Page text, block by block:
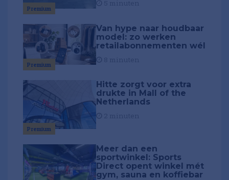
Premium
Premium
Van hype naar houdbaar
model: zo werken
retailabonnementen wél
Premium
Hitte zorgt voor extra
drukte in Mall of the
Netherlands
Meer dan een
sportwinkel: Sports
Direct opent winkel mét
gym, sauna en koffiebar